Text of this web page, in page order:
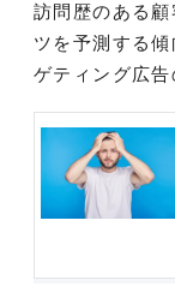
訪問歴のある
ツを予測する
ゲティング広告